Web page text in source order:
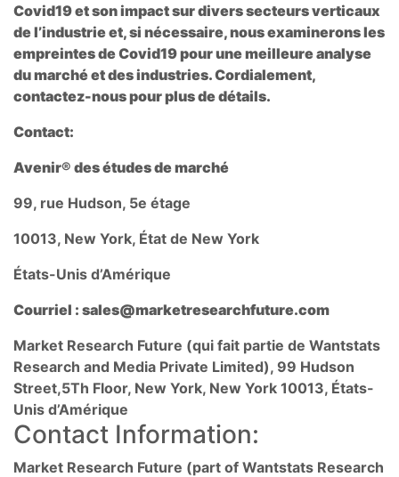
Covid19 et son impact sur divers secteurs verticaux
de l’industrie et, si nécessaire, nous examinerons les
empreintes de Covid19 pour une meilleure analyse
du marché et des industries. Cordialement,
contactez-nous pour plus de détails.
Contact:
Avenir® des études de marché
99, rue Hudson, 5e étage
10013, New York, État de New York
États-Unis d’Amérique
Courriel : sales@marketresearchfuture.com
Market Research Future (qui fait partie de Wantstats
Research and Media Private Limited), 99 Hudson
Street,5Th Floor, New York, New York 10013, États-
Unis d’Amérique
Contact Information:
Market Research Future (part of Wantstats Research